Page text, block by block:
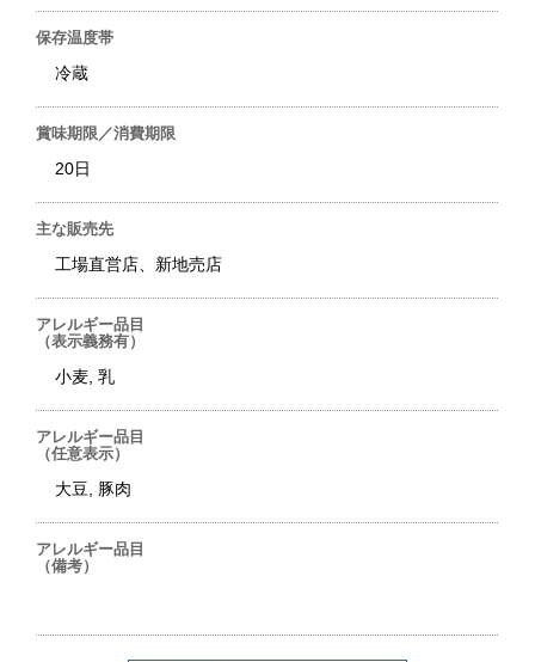
保存温度帯
冷蔵
賞味期限／消費期限
20日
主な販売先
工場直営店、新地売店
アレルギー品目
（表示義務有）
小麦, 乳
アレルギー品目
（任意表示）
大豆, 豚肉
アレルギー品目
（備考）